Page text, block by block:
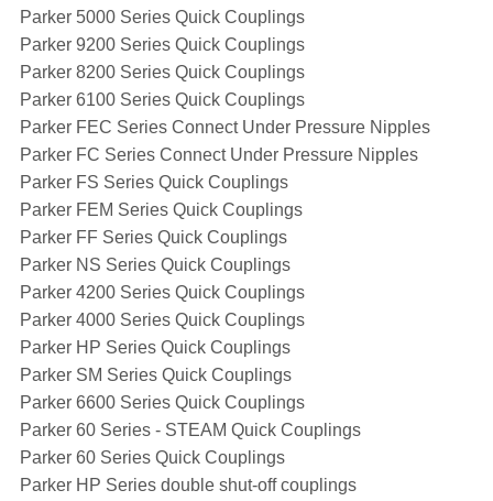
Parker 5000 Series Quick Couplings
Parker 9200 Series Quick Couplings
Parker 8200 Series Quick Couplings
Parker 6100 Series Quick Couplings
Parker FEC Series Connect Under Pressure Nipples
Parker FC Series Connect Under Pressure Nipples
Parker FS Series Quick Couplings
Parker FEM Series Quick Couplings
Parker FF Series Quick Couplings
Parker NS Series Quick Couplings
Parker 4200 Series Quick Couplings
Parker 4000 Series Quick Couplings
Parker HP Series Quick Couplings
Parker SM Series Quick Couplings
Parker 6600 Series Quick Couplings
Parker 60 Series - STEAM Quick Couplings
Parker 60 Series Quick Couplings
Parker HP Series double shut-off couplings